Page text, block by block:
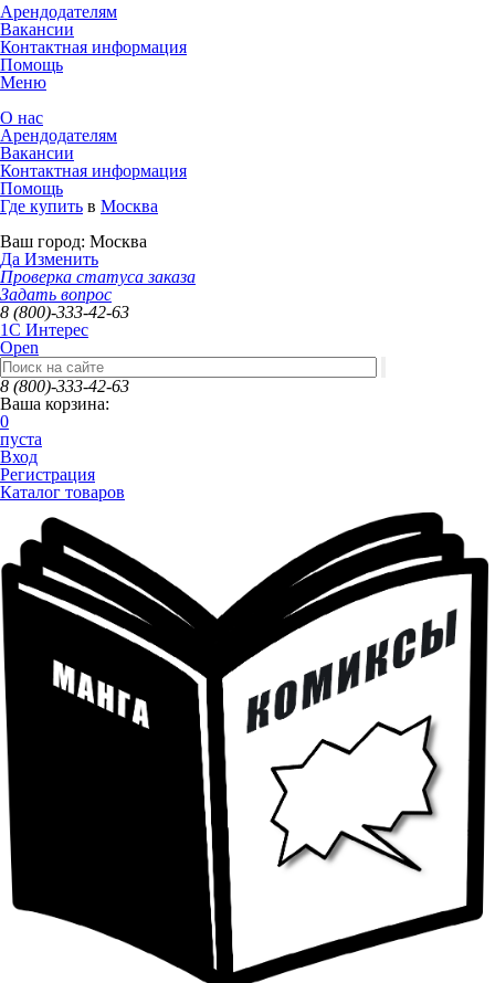
Арендодателям
Вакансии
Контактная информация
Помощь
Меню
О нас
Арендодателям
Вакансии
Контактная информация
Помощь
Где купить в Москва
Ваш город: Москва
Да Изменить
Проверка статуса заказа
Задать вопрос
8 (800)-333-42-63
1C Интерес
Open
8 (800)-333-42-63
Ваша корзина:
0
пуста
Вход
Регистрация
Каталог товаров